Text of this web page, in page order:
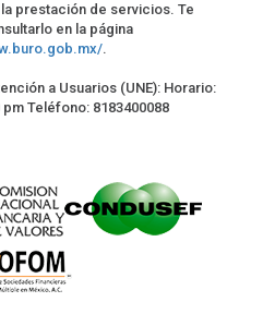
prestación de servicios. Te
en la página
.
a Usuarios (UNE): Horario:
pm Teléfono: 8183400088